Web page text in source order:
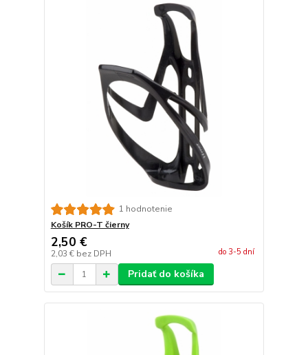
1 hodnotenie
Košík PRO-T čierny
2,50 €
2,03 € bez DPH do 3-5 dní
Pridať do košíka